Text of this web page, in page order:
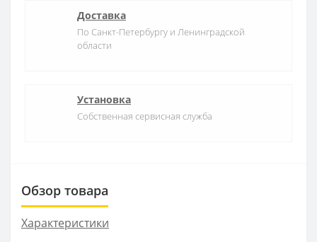
Доставка
По Санкт-Петербургу и Ленинградской
области
Установка
Собственная сервисная служба
Обзор товара
Характеристики